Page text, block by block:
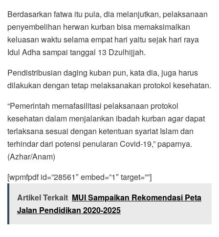
Berdasarkan fatwa itu pula, dia melanjutkan, pelaksanaan
penyembelihan herwan kurban bisa memaksimalkan
keluasan waktu selama empat hari yaitu sejak hari raya
Idul Adha sampai tanggal 13 Dzulhijjah.
Pendistribusian daging kuban pun, kata dia, juga harus
dilakukan dengan tetap melaksanakan protokol kesehatan.
“Pemerintah memafasilitasi pelaksanaan protokol
kesehatan dalam menjalankan ibadah kurban agar dapat
terlaksana sesuai dengan ketentuan syariat Islam dan
terhindar dari potensi penularan Covid-19,” paparnya.
(Azhar/Anam)
[wpmfpdf id=”28561″ embed=”1″ target=””]
Artikel Terkait MUI Sampaikan Rekomendasi Peta
Jalan Pendidikan 2020-2025